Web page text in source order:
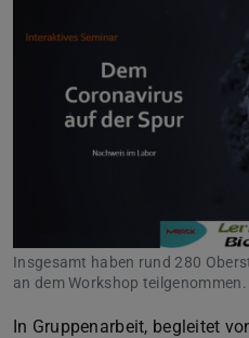
Insgesamt haben rund 280
an dem Workshop teilgenommen.
In Gruppenarbeit, begleitet